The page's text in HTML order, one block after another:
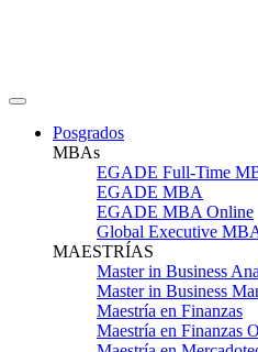
Posgrados
MBAs
EGADE Full-Time
EGADE MBA
EGADE MBA Online
Global Executive
MAESTRÍAS
Master in Business
Master in Business
Maestría en Finanzas
Maestría en Finanzas